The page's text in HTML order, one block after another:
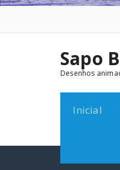
Sapo
Desenhos
Inicial